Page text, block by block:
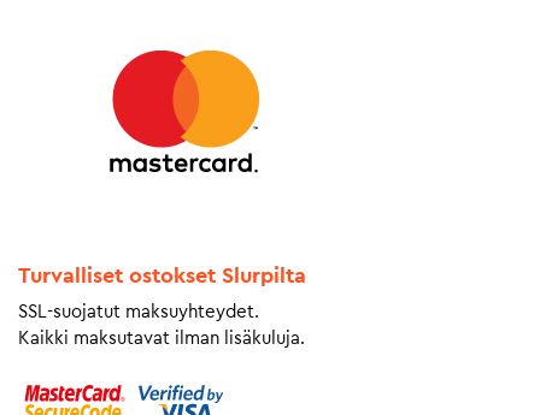
Turvalliset ostokset Slurpilta
SSL-suojatut maksuyhteydet.
Kaikki maksutavat ilman lisäkuluja.